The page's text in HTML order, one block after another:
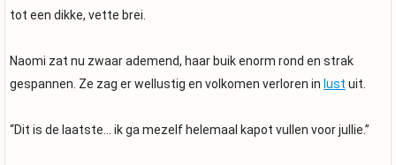
tot een dikke, vette brei.
Naomi zat nu zwaar ademend, haar buik enorm rond en strak
gespannen. Ze zag er wellustig en volkomen verloren in lust uit.
“Dit is de laatste… ik ga mezelf helemaal kapot vullen voor jullie.”